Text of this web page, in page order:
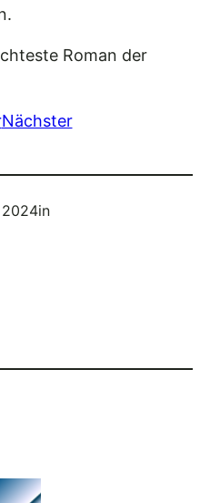
Roman der
Nächster
2024in